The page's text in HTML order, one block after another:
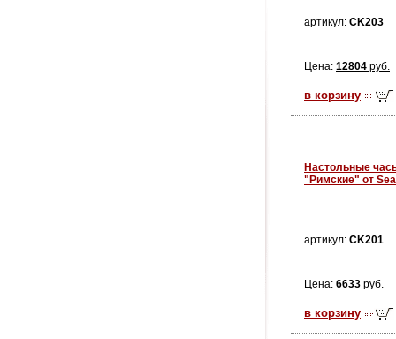
артикул: CK203
Цена: 12804 руб.
в корзину
Настольные
"Римские" от
артикул: CK201
Цена: 6633 руб.
в корзину